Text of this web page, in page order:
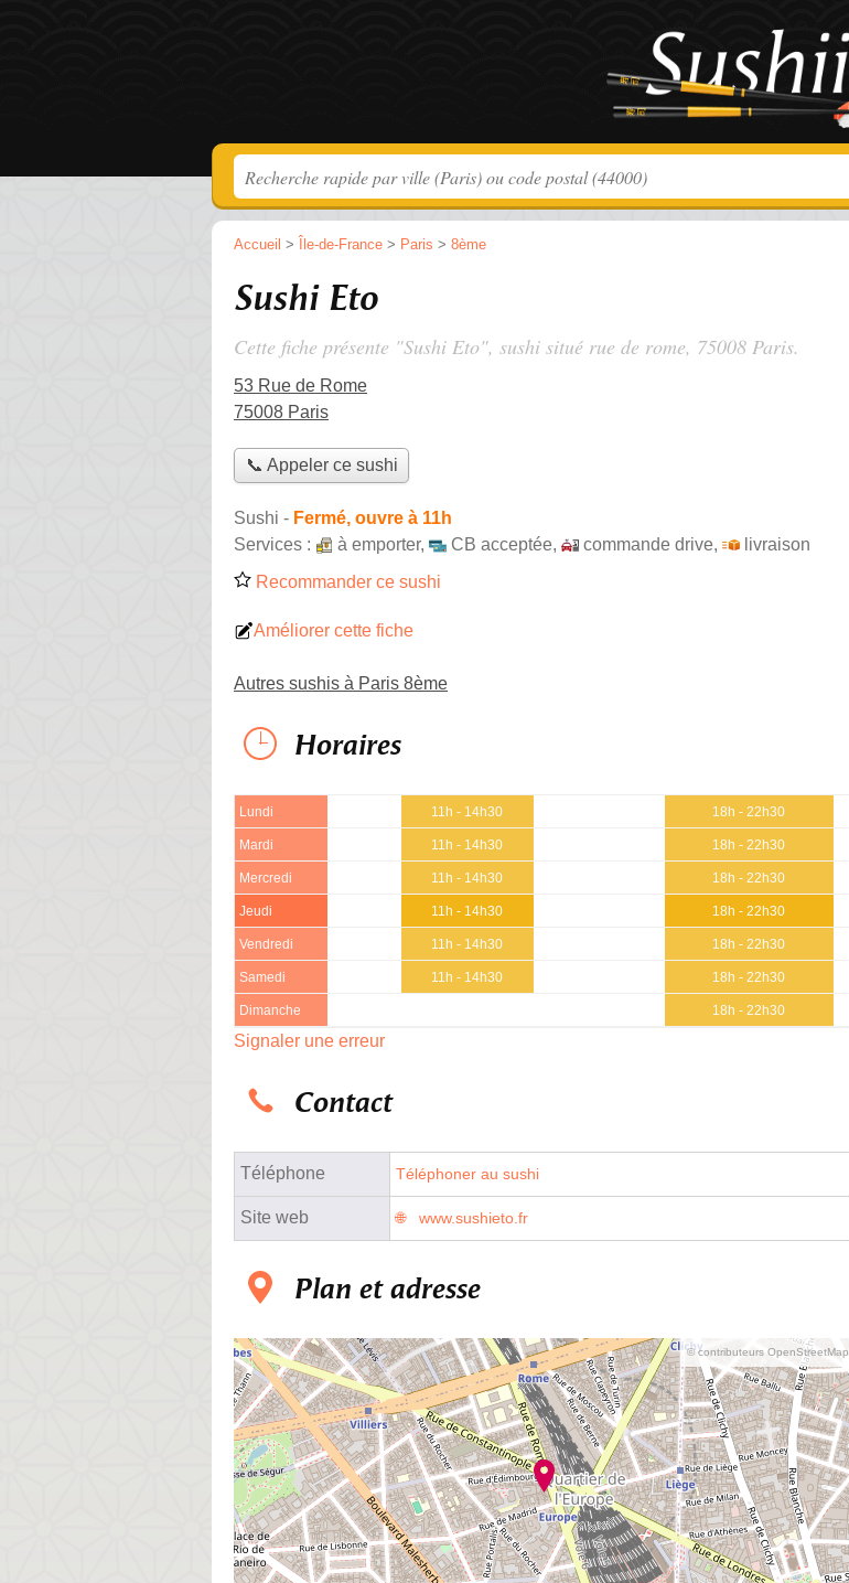
Accueil > Île-de-France > Paris > 8ème
Sushi Eto
Cette fiche présente "Sushi Eto", sushi situé rue de rome, 75008 Paris.
53 Rue de Rome
75008 Paris
📞 Appeler ce sushi
Sushi - Fermé, ouvre à 11h
Services :
à emporter, CB acceptée, commande drive,
livraison
Recommander ce sushi
Améliorer cette fiche
Autres sushis à Paris 8ème
Horaires
Lundi 11h - 14h30 18h - 22h30
Mardi 11h - 14h30 18h - 22h30
Mercredi 11h - 14h30 18h - 22h30
Jeudi 11h - 14h30 18h - 22h30
Vendredi 11h - 14h30 18h - 22h30
Samedi 11h - 14h30 18h - 22h30
Dimanche 18h - 22h30
Signaler une erreur
Contact
Téléphone Téléphoner au sushi
Site web www.sushieto.fr
Plan et adresse
© contributeurs OpenStreetMap